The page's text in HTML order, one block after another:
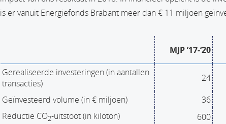
is er vanuit Energiefonds Brabant meer dan € 11 miljoen
MJP ’17-‘20
Gerealiseerde investeringen (in aantallen
transacties)
24
Geïnvesteerd volume (in € miljoen)
36
Reductie CO2-uitstoot (in kiloton) 600